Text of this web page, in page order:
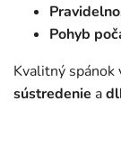
Pohyb
Kvalitný spánok
sústredenie a